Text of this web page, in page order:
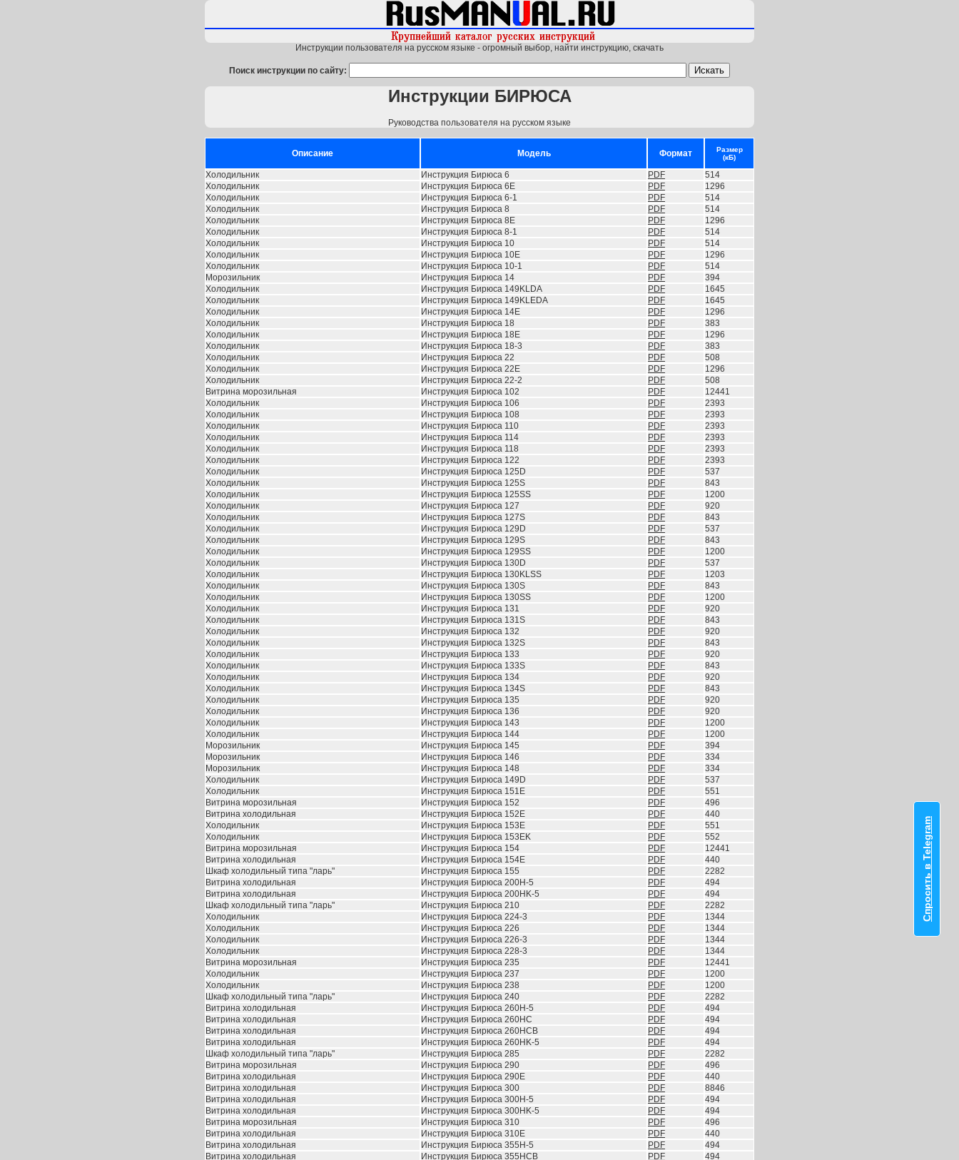
Инструкции пользователя на русском языке - огромный выбор, найти инструкцию, скачать
Поиск инструкции по сайту:
Инструкции БИРЮСА
Руководства пользователя на русском языке
Описание Модель Формат
Размер
(кБ)
Холодильник Инструкция Бирюса 6 PDF
514
Холодильник
Инструкция Бирюса 6E PDF
1296
Холодильник
Инструкция Бирюса 6-1 PDF
514
Холодильник
Инструкция Бирюса 8 PDF
514
Холодильник
Инструкция Бирюса 8E PDF
1296
Холодильник
Инструкция Бирюса 8-1 PDF
514
Холодильник
Инструкция Бирюса 10 PDF
514
Холодильник
Инструкция Бирюса 10E PDF
1296
Холодильник
Инструкция Бирюса 10-1 PDF
514
Морозильник
Инструкция Бирюса 14 PDF
394
Холодильник
Инструкция Бирюса 149KLDA PDF
1645
Холодильник
Инструкция Бирюса 149KLEDA PDF
1645
Холодильник
Инструкция Бирюса 14E PDF
1296
Холодильник
Инструкция Бирюса 18 PDF
383
Холодильник
Инструкция Бирюса 18E PDF
1296
Холодильник
Инструкция Бирюса 18-3 PDF
383
Холодильник
Инструкция Бирюса 22 PDF
508
Холодильник
Инструкция Бирюса 22E PDF
1296
Холодильник
Инструкция Бирюса 22-2 PDF
508
Витрина морозильная
Инструкция Бирюса 102 PDF
12441
Холодильник
Инструкция Бирюса 106 PDF
2393
Холодильник
Инструкция Бирюса 108 PDF
2393
Холодильник
Инструкция Бирюса 110 PDF
2393
Холодильник
Инструкция Бирюса 114 PDF
2393
Холодильник
Инструкция Бирюса 118 PDF
2393
Холодильник
Инструкция Бирюса 122 PDF
2393
Холодильник
Инструкция Бирюса 125D PDF
537
Холодильник
Инструкция Бирюса 125S PDF
843
Холодильник
Инструкция Бирюса 125SS PDF
1200
Холодильник
Инструкция Бирюса 127 PDF
920
Холодильник
Инструкция Бирюса 127S PDF
843
Холодильник
Инструкция Бирюса 129D PDF
537
Холодильник
Инструкция Бирюса 129S PDF
843
Холодильник
Инструкция Бирюса 129SS PDF
1200
Холодильник
Инструкция Бирюса 130D PDF
537
Холодильник
Инструкция Бирюса 130KLSS PDF
1203
Холодильник
Инструкция Бирюса 130S PDF
843
Холодильник
Инструкция Бирюса 130SS PDF
1200
Холодильник
Инструкция Бирюса 131 PDF
920
Холодильник
Инструкция Бирюса 131S PDF
843
Холодильник
Инструкция Бирюса 132 PDF
920
Холодильник
Инструкция Бирюса 132S PDF
843
Холодильник
Инструкция Бирюса 133 PDF
920
Холодильник
Инструкция Бирюса 133S PDF
843
Холодильник
Инструкция Бирюса 134 PDF
920
Холодильник
Инструкция Бирюса 134S PDF
843
Холодильник
Инструкция Бирюса 135 PDF
920
Холодильник
Инструкция Бирюса 136 PDF
920
Холодильник
Инструкция Бирюса 143 PDF
1200
Холодильник
Инструкция Бирюса 144 PDF
1200
Морозильник
Инструкция Бирюса 145 PDF
394
Морозильник
Инструкция Бирюса 146 PDF
334
Морозильник
Инструкция Бирюса 148 PDF
334
Холодильник
Инструкция Бирюса 149D PDF
537
Холодильник
Инструкция Бирюса 151E PDF
551
Витрина морозильная
Инструкция Бирюса 152 PDF
496
Витрина холодильная
Инструкция Бирюса 152E PDF
440
Холодильник
Инструкция Бирюса 153E PDF
551
Холодильник
Инструкция Бирюса 153EK PDF
552
Витрина морозильная
Инструкция Бирюса 154 PDF
12441
Витрина холодильная
Инструкция Бирюса 154E PDF
440
Шкаф холодильный типа "ларь"
Инструкция Бирюса 155 PDF
2282
Витрина холодильная
Инструкция Бирюса 200H-5 PDF
494
Витрина холодильная
Инструкция Бирюса 200HK-5 PDF
494
Шкаф холодильный типа "ларь"
Инструкция Бирюса 210 PDF
2282
Холодильник
Инструкция Бирюса 224-3 PDF
1344
Холодильник
Инструкция Бирюса 226 PDF
1344
Холодильник
Инструкция Бирюса 226-3 PDF
1344
Холодильник
Инструкция Бирюса 228-3 PDF
1344
Витрина морозильная
Инструкция Бирюса 235 PDF
12441
Холодильник
Инструкция Бирюса 237 PDF
1200
Холодильник
Инструкция Бирюса 238 PDF
1200
Шкаф холодильный типа "ларь"
Инструкция Бирюса 240 PDF
2282
Витрина холодильная
Инструкция Бирюса 260H-5 PDF
494
Витрина холодильная
Инструкция Бирюса 260HC PDF
494
Витрина холодильная
Инструкция Бирюса 260HCB PDF
494
Витрина холодильная
Инструкция Бирюса 260HK-5 PDF
494
Шкаф холодильный типа "ларь"
Инструкция Бирюса 285 PDF
2282
Витрина морозильная
Инструкция Бирюса 290 PDF
496
Витрина холодильная
Инструкция Бирюса 290E PDF
440
Витрина холодильная
Инструкция Бирюса 300 PDF
8846
Витрина холодильная
Инструкция Бирюса 300H-5 PDF
494
Витрина холодильная
Инструкция Бирюса 300HK-5 PDF
494
Витрина морозильная
Инструкция Бирюса 310 PDF
496
Витрина холодильная
Инструкция Бирюса 310E PDF
440
Витрина холодильная
Инструкция Бирюса 355H-5 PDF
494
Витрина холодильная
Инструкция Бирюса 355HCB PDF
494
Спросить в Telegram